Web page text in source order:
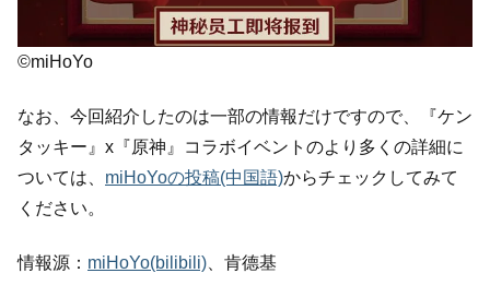
©miHoYo
なお、今回紹介したのは一部の情報だけですので、『ケン
タッキー』x『原神』コラボイベントのより多くの詳細に
ついては、 miHoYoの投稿(中国語)からチェックしてみて
ください。
情報源： miHoYo(bilibili) 、肯德基